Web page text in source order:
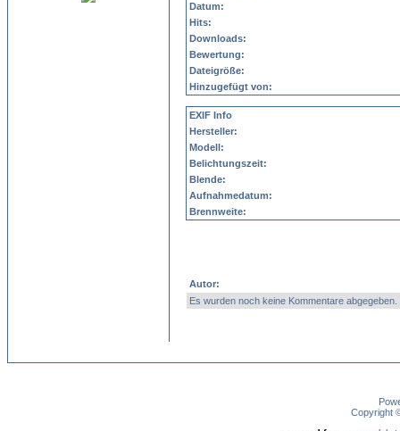
Datum:
Hits:
Downloads:
Bewertung:
Dateigröße:
Hinzugefügt von:
EXIF Info
Hersteller:
Modell:
Belichtungszeit:
Blende:
Aufnahmedatum:
Brennweite:
Autor:
Es wurden noch keine Kommentare abgegeben.
Copyright